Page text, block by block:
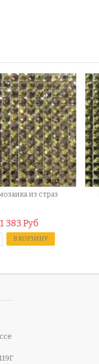
из страз
1 383 Руб
В КОРЗИНУ